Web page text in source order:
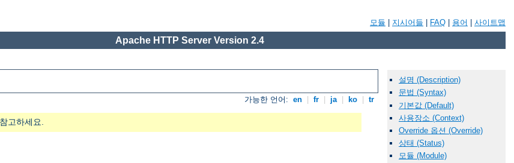
모듈 지시어들 FAQ 용어 사이트맵
Apache HTTP Server Version 2.4
가능한 언어: en fr ja ko tr
고하세요.
설명 (Description)
문법 (Syntax)
기본값 (Default)
사용장소 (Context)
Override 옵션 (Override)
상태 (Status)
모듈 (Module)